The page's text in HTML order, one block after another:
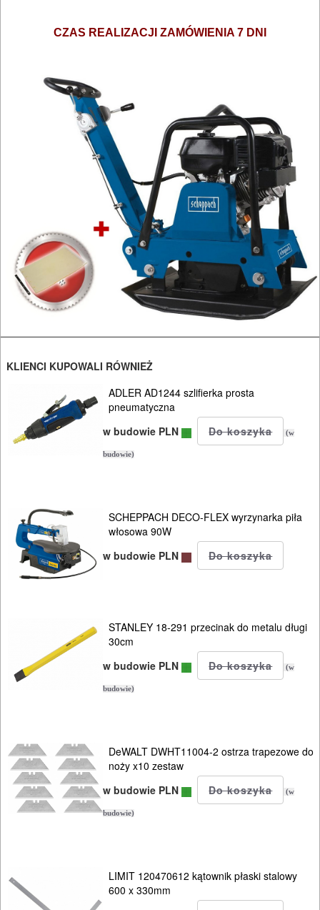
narzedzia
osuszacze
dekarskie
podnośniki
pompy
przecinarki
spalinowe
szlifierki
do
gładzi
malarskie
wibratory
do
betonu
zagęszczarki
budowlane
OBRÓBKA
CZAS REALIZACJI ZAMÓWIENIA 7 DNI
KLIENCI KUPOWALI RÓWNIEŻ
ADLER AD1244 szlifierka prosta
pneumatyczna
w budowie PLN
(w
budowie)
SCHEPPACH DECO-FLEX wyrzynarka piła
włosowa 90W
w budowie PLN
STANLEY 18-291 przecinak do metalu długi
30cm
w budowie PLN
(w
budowie)
DeWALT DWHT11004-2 ostrza trapezowe do
noży x10 zestaw
w budowie PLN
(w
budowie)
LIMIT 120470612 kątownik płaski stalowy
600 x 330mm